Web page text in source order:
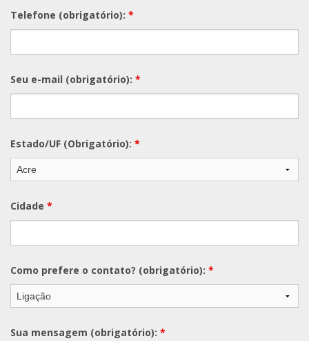
Telefone (obrigatório): *
Seu e-mail (obrigatório): *
Estado/UF (Obrigatório): *
Cidade *
Como prefere o contato? (obrigatório): *
Sua mensagem (obrigatório): *